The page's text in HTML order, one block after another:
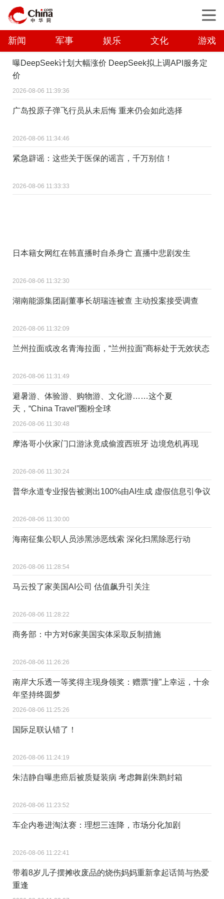
新闻 军事 娱乐 文化 游戏
曝DeepSeek计划大幅涨价 DeepSeek拟上调API服务定
价
2026-08-06 11:39:36
广岛投原子弹飞行员从未后悔 重来仍会如此选择
2026-08-06 11:34:46
紧急辟谣：这些关于医保的谣言，千万别信！
2026-08-06 11:33:33
日本籍女网红在韩直播时自杀身亡 直播中悲剧发生
2026-08-06 11:32:30
湖南能源集团副董事长胡瑞连被查 主动投案接受调查
2026-08-06 11:32:09
兰州拉面或改名青海拉面，“兰州拉面”商标处于无效状态
2026-08-06 11:31:49
避暑游、体验游、购物游、文化游……这个夏
天，“China Travel”圈粉全球
2026-08-06 11:30:48
摩洛哥小伙家门口游泳竟成偷渡西班牙 边境危机再现
2026-08-06 11:30:24
普华永道专业报告被测出100%由AI生成 虚假信息引争议
2026-08-06 11:30:00
海南征集公职人员涉黑涉恶线索 深化扫黑除恶行动
2026-08-06 11:28:54
马云投了家美国AI公司 估值飙升引关注
2026-08-06 11:28:22
商务部：中方对6家美国实体采取反制措施
2026-08-06 11:26:26
南岸大乐透一等奖得主现身领奖：赠票“撞”上幸运，十余
年坚持终圆梦
2026-08-06 11:25:26
国际足联认错了！
2026-08-06 11:24:19
朱洁静自曝患癌后被质疑装病 考虑舞剧朱鹮封箱
2026-08-06 11:23:52
车企内卷进淘汰赛：理想三连降，市场分化加剧
2026-08-06 11:22:41
带着8岁儿子摆摊收废品的烧伤妈妈重新拿起话筒与热爱
重逢